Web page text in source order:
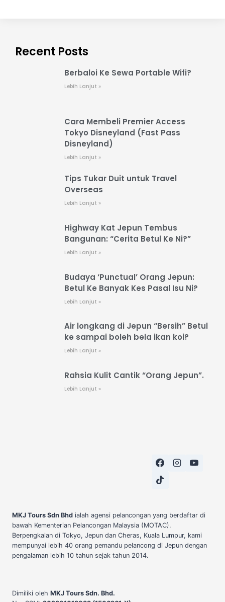
Recent Posts
Berbaloi Ke Sewa Portable Wifi?
Lebih Lanjut »
Cara Membeli Premier Access
Tokyo Disneyland (Fast Pass
Disneyland)
Lebih Lanjut »
Tips Tukar Duit untuk Travel
Overseas
Lebih Lanjut »
Highway Kat Jepun Tembus
Bangunan: “Cerita Betul Ke Ni?”
Lebih Lanjut »
Budaya ‘Punctual’ Orang Jepun:
Betul Ke Banyak Kes Pasal Isu Ni?
Lebih Lanjut »
Air longkang di Jepun “Bersih” Betul
ke sampai boleh bela ikan koi?
Lebih Lanjut »
Rahsia Kulit Cantik “Orang Jepun”.
Lebih Lanjut »
MKJ Tours Sdn Bhd ialah agensi pelancongan yang berdaftar di
bawah Kementerian Pelancongan Malaysia (MOTAC).
Berpengkalan di Tokyo, Jepun dan Cheras, Kuala Lumpur, kami
mempunyai lebih 40 orang pemandu pelancong di Jepun dengan
pengalaman lebih 10 tahun sejak tahun 2014.
Dimiliki oleh MKJ Tours Sdn. Bhd.